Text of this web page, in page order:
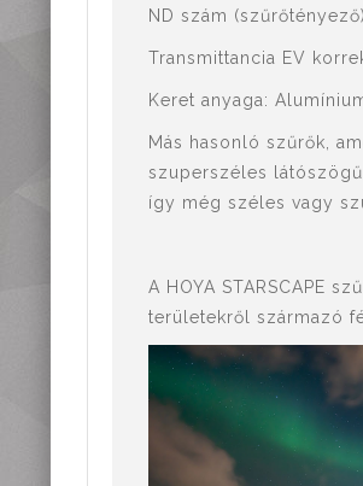
ND szám
Transmittancia EV
Keret anyaga:
Más hasonló szűrők,
szuperszéles látószögű
így még széles vagy
A HOYA STARSCAPE
területekről származó